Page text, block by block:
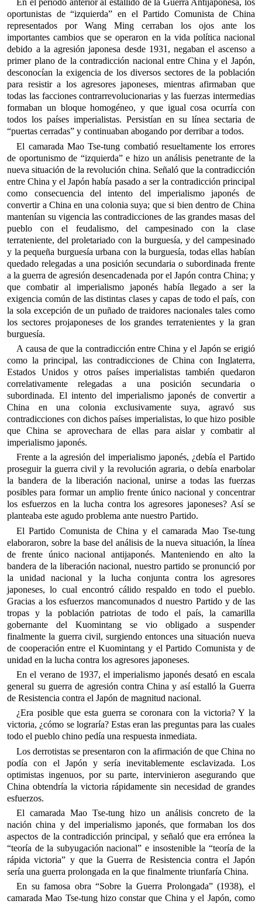
En el período anterior al estallido de la Guerra Antijaponesa, los
oportunistas de “izquierda” en el Partido Comunista de China
representados por Wang Ming cerraban los ojos ante los
importantes cambios que se operaron en la vida política nacional
debido a la agresión japonesa desde 1931, negaban el ascenso a
primer plano de la contradicción nacional entre China y el Japón,
desconocían la exigencia de los diversos sectores de la población
para resistir a los agresores japoneses, mientras afirmaban que
todas las facciones contrarrevolucionarias y las fuerzas intermedias
formaban un bloque homogéneo, y que igual cosa ocurría con
todos los países imperialistas. Persistían en su línea sectaria de
“puertas cerradas” y continuaban abogando por derribar a todos.
El camarada Mao Tse-tung combatió resueltamente los errores
de oportunismo de “izquierda” e hizo un análisis penetrante de la
nueva situación de la revolución china. Señaló que la contradicción
entre China y el Japón había pasado a ser la contradicción principal
como consecuencia del intento del imperialismo japonés de
convertir a China en una colonia suya; que si bien dentro de China
mantenían su vigencia las contradicciones de las grandes masas del
pueblo con el feudalismo, del campesinado con la clase
terrateniente, del proletariado con la burguesía, y del campesinado
y la pequeña burguesía urbana con la burguesía, todas ellas habían
quedado relegadas a una posición secundaria o subordinada frente
a la guerra de agresión desencadenada por el Japón contra China; y
que combatir al imperialismo japonés había llegado a ser la
exigencia común de las distintas clases y capas de todo el país, con
la sola excepción de un puñado de traidores nacionales tales como
los sectores projaponeses de los grandes terratenientes y la gran
burguesía.
A causa de que la contradicción entre China y el Japón se erigió
como la principal, las contradicciones de China con Inglaterra,
Estados Unidos y otros países imperialistas también quedaron
correlativamente relegadas a una posición secundaria o
subordinada. El intento del imperialismo japonés de convertir a
China en una colonia exclusivamente suya, agravó sus
contradicciones con dichos países imperialistas, lo que hizo posible
que China se aprovechara de ellas para aislar y combatir al
imperialismo japonés.
Frente a la agresión del imperialismo japonés, ¿debía el Partido
proseguir la guerra civil y la revolución agraria, o debía enarbolar
la bandera de la liberación nacional, unirse a todas las fuerzas
posibles para formar un amplio frente único nacional y concentrar
los esfuerzos en la lucha contra los agresores japoneses? Así se
planteaba este agudo problema ante nuestro Partido.
El Partido Comunista de China y el camarada Mao Tse-tung
elaboraron, sobre la base del análisis de la nueva situación, la línea
de frente único nacional antijaponés. Manteniendo en alto la
bandera de la liberación nacional, nuestro partido se pronunció por
la unidad nacional y la lucha conjunta contra los agresores
japoneses, lo cual encontró cálido respaldo en todo el pueblo.
Gracias a los esfuerzos mancomunados d nuestro Partido y de las
tropas y la población patriotas de todo el país, la camarilla
gobernante del Kuomintang se vio obligado a suspender
finalmente la guerra civil, surgiendo entonces una situación nueva
de cooperación entre el Kuomintang y el Partido Comunista y de
unidad en la lucha contra los agresores japoneses.
En el verano de 1937, el imperialismo japonés desató en escala
general su guerra de agresión contra China y así estalló la Guerra
de Resistencia contra el Japón de magnitud nacional.
¿Era posible que esta guerra se coronara con la victoria? Y la
victoria, ¿cómo se lograría? Estas eran las preguntas para las cuales
todo el pueblo chino pedía una respuesta inmediata.
Los derrotistas se presentaron con la afirmación de que China no
podía con el Japón y sería inevitablemente esclavizada. Los
optimistas ingenuos, por su parte, intervinieron asegurando que
China obtendría la victoria rápidamente sin necesidad de grandes
esfuerzos.
El camarada Mao Tse-tung hizo un análisis concreto de la
nación china y del imperialismo japonés, que formaban los dos
aspectos de la contradicción principal, y señaló que era errónea la
“teoría de la subyugación nacional” e insostenible la “teoría de la
rápida victoria” y que la Guerra de Resistencia contra el Japón
sería una guerra prolongada en la que finalmente triunfaría China.
En su famosa obra “Sobre la Guerra Prolongada” (1938), el
camarada Mao Tse-tung hizo constar que China y el Japón, como